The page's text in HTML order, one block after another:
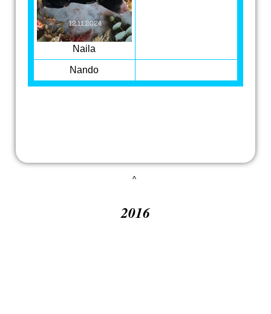
Naila
Nando
^
2016